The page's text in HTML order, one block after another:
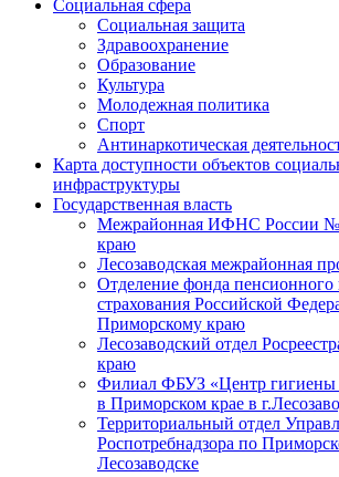
Социальная сфера
Социальная защита
Здравоохранение
Образование
Культура
Молодежная политика
Спорт
Антинаркотическая
Карта доступности объектов
инфраструктуры
Государственная власть
Межрайонная ИФНС России
краю
Лесозаводская межрайонная
Отделение фонда пенсионного
страхования Российской
Приморскому краю
Лесозаводский отдел
краю
Филиал ФБУЗ «Центр гигиены
в Приморском крае в
Территориальный отдел
Роспотребнадзора по
Лесозаводске